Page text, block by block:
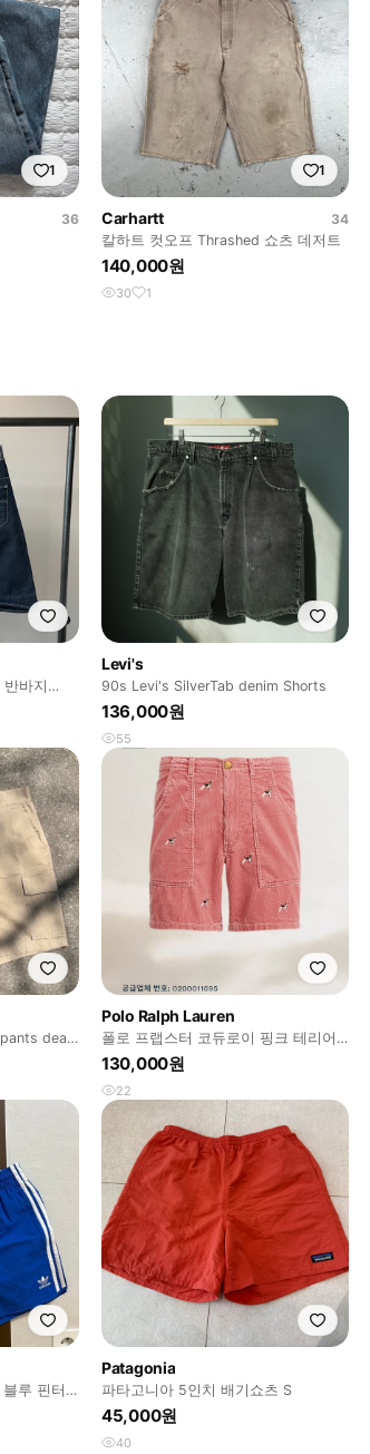
1
36
1
Carhartt
34
칼하트 컷오프 Thrashed 쇼츠 데저트
140,000원
30 1
바지
Levi's
90s Levi's SilverTab denim Shorts
136,000원
55
dead
Polo Ralph Lauren
폴로 프랩스터 코듀로이 핑크 테리어
자수
130,000원
22
핀터
Patagonia
파타고니아 5인치 배기쇼츠 S
45,000원
40